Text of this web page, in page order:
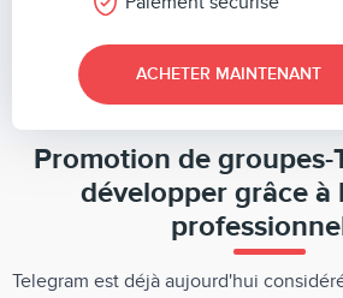
ACHETER MAINTENANT
Promotion de groupes-
développer grâce à
Telegram est déjà aujourd'hui